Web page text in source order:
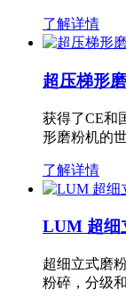
了解详情
超压梯形
获得了CE和
形磨粉机的
了解详情
LUM 超细
超细立式磨
粉碎，分级